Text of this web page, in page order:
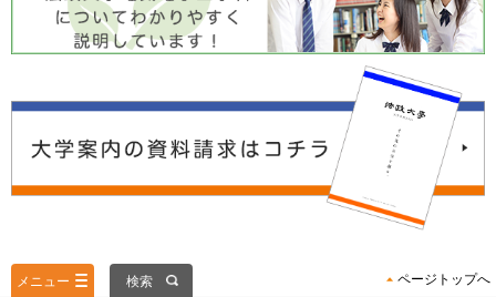
メニュー 検索 ページトップへ